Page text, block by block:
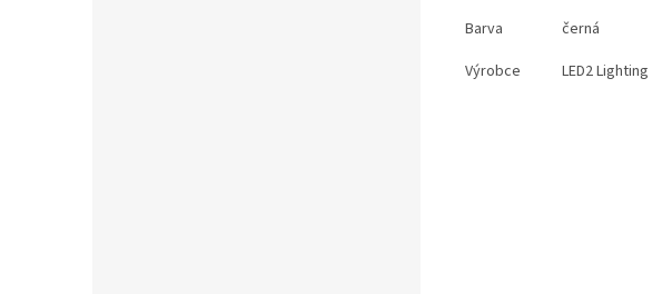
Barva
černá
Výrobce
LED2 Lighting